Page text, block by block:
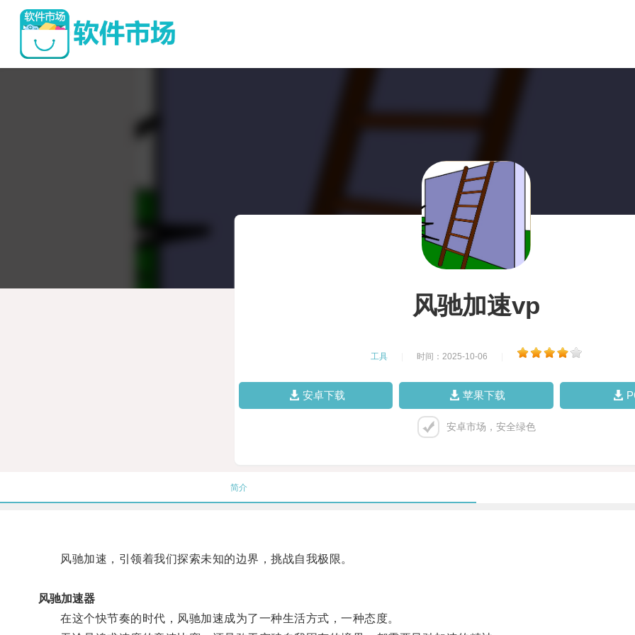
风驰加速vp
工具 时间：2025-10-06
安卓下载 苹果下载
安卓市场，安全绿色
简介
风驰加速，引领着我们探索未知的边界，挑战自我极限。
风驰加速器
在这个快节奏的时代，风驰加速成为了一种生活方式，一种态度。